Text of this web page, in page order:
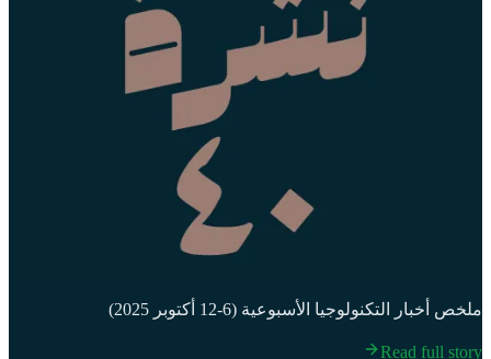
ملخص أخبار التكنولوجيا الأسبوعية (6-12 أكتوبر 2025)
Read full story